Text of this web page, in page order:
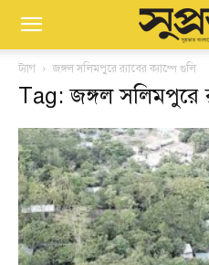
ট্যাগ জঙ্গল সলিমপুরে র‍্যাবের ক্যাম্পে গুলি
Tag: জঙ্গল সলিমপুরে